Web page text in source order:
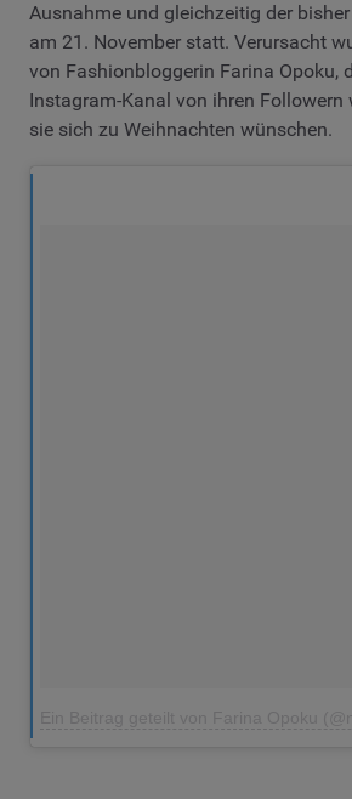
Ausnahme und gleichzeitig der
am 21. November statt. Verursacht
von Fashionbloggerin Farina Opoku,
Instagram-Kanal von ihren Followern
sie sich zu Weihnachten wünschen.